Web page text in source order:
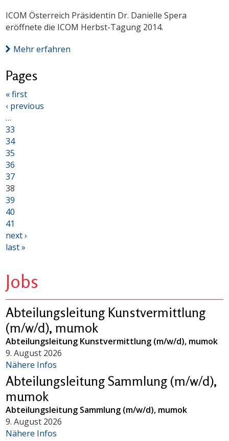
ICOM Österreich Präsidentin Dr. Danielle Spera
eröffnete die ICOM Herbst-Tagung 2014.
Mehr erfahren
Pages
« first
‹ previous
…
33
34
35
36
37
38
39
40
41
next ›
last »
Jobs
Abteilungsleitung Kunstvermittlung
(m/w/d), mumok
Abteilungsleitung Kunstvermittlung (m/w/d), mumok
9. August 2026
Nähere Infos
Abteilungsleitung Sammlung (m/w/d),
mumok
Abteilungsleitung Sammlung (m/w/d), mumok
9. August 2026
Nähere Infos